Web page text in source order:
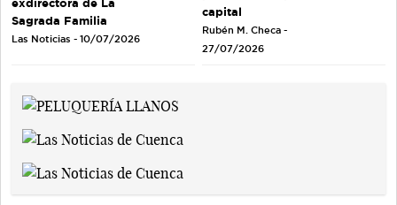
exdirectora de La
Sagrada Familia
Las Noticias - 10/07/2026
capital
Rubén M. Checa -
27/07/2026